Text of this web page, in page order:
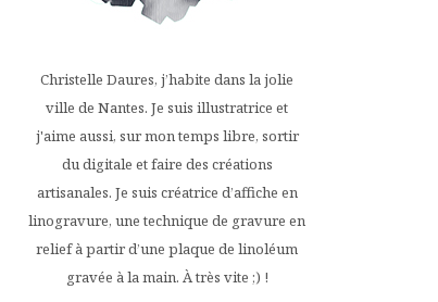
Christelle Daures, j’habite dans la jolie
ville de Nantes. Je suis illustratrice et
j'aime aussi, sur mon temps libre, sortir
du digitale et faire des créations
artisanales. Je suis créatrice d’affiche en
linogravure, une technique de gravure en
relief à partir d’une plaque de linoléum
gravée à la main. À très vite ;) !